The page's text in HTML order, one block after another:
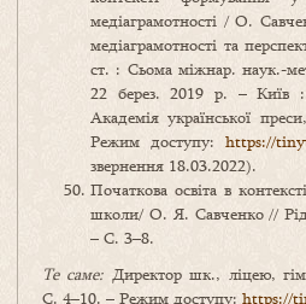
медіаграмотності / О.
медіаграмотності та
ст. : Сьома міжнар. наук.-
22 берез. 2019 р. – Київ
Академія української
Режим доступу: https://
звернення 18.03.2022).
Початкова освіта в
школи/ О. Я. Савченко //
– С. 3–8.
Те саме: Директор шк., ліцею,
С. 4–10. – Режим доступу: https://